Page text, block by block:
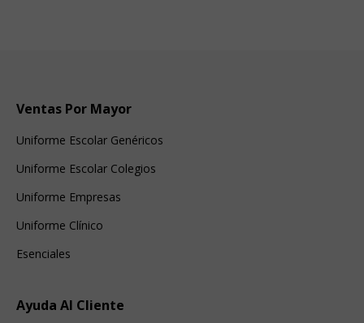
Ventas Por Mayor
Uniforme Escolar Genéricos
Uniforme Escolar Colegios
Uniforme Empresas
Uniforme Clínico
Esenciales
Ayuda Al Cliente